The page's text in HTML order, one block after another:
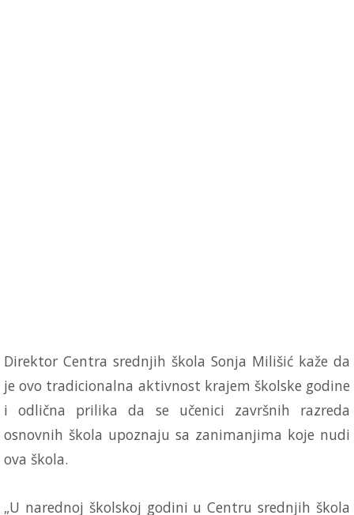
Direktor Centra srednjih škola Sonja Milišić kaže da
je ovo tradicionalna aktivnost krajem školske godine
i odlična prilika da se učenici završnih razreda
osnovnih škola upoznaju sa zanimanjima koje nudi
ova škola.
„U narednoj školskoj godini u Centru srednjih škola